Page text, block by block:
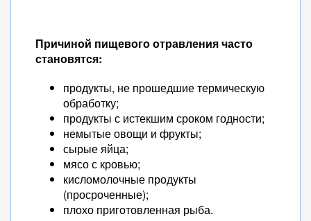
Причиной пищевого отравления часто
становятся:
продукты, не прошедшие термическую
обработку;
продукты с истекшим сроком годности;
немытые овощи и фрукты;
сырые яйца;
мясо с кровью;
кисломолочные продукты
(просроченные);
плохо приготовленная рыба.